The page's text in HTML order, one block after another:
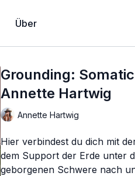
Über
Grounding:
Annette Hartwig
Annette Hartwig
Hier verbindest du dich mit
dem Support der Erde unter
geborgenen Schwere nach